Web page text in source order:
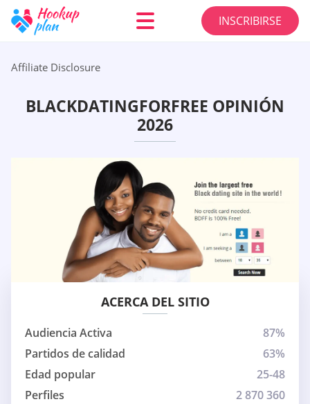
INSCRIBIRSE
Affiliate Disclosure
BLACKDATINGFORFREE OPINIÓN
2026
ACERCA DEL SITIO
Audiencia Activa
87%
Partidos de calidad
63%
Edad popular
25-48
Perfiles
2 870 360